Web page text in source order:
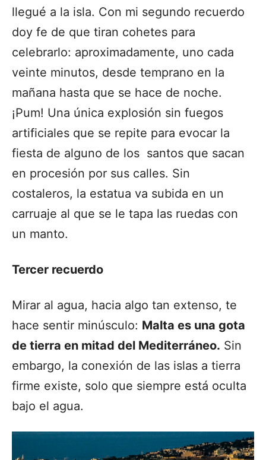
llegué a la isla. Con mi segundo recuerdo
doy fe de que tiran cohetes para
celebrarlo: aproximadamente, uno cada
veinte minutos, desde temprano en la
mañana hasta que se hace de noche.
¡Pum! Una única explosión sin fuegos
artificiales que se repite para evocar la
fiesta de alguno de los santos que sacan
en procesión por sus calles. Sin
costaleros, la estatua va subida en un
carruaje al que se le tapa las ruedas con
un manto.
Tercer recuerdo
Mirar al agua, hacia algo tan extenso, te
hace sentir minúsculo: Malta es una gota
de tierra en mitad del Mediterráneo. Sin
embargo, la conexión de las islas a tierra
firme existe, solo que siempre está oculta
bajo el agua.